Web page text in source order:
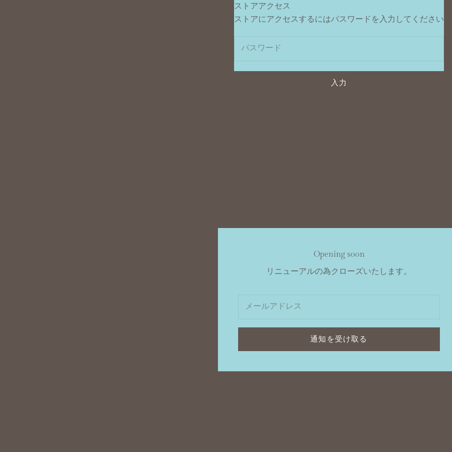
ストアアクセス
ストアにアクセスするにはパスワードを入力してください
入力
Opening soon
リニューアルの為クローズいたします。
通知を受け取る